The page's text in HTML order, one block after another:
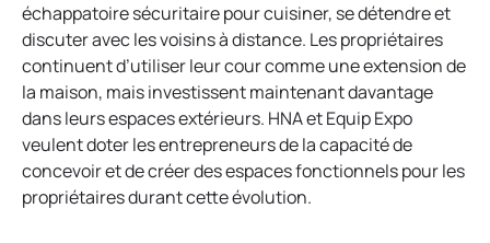
échappatoire sécuritaire pour cuisiner, se détendre et
discuter avec les voisins à distance. Les propriétaires
continuent d’utiliser leur cour comme une extension de
la maison, mais investissent maintenant davantage
dans leurs espaces extérieurs. HNA et Equip Expo
veulent doter les entrepreneurs de la capacité de
concevoir et de créer des espaces fonctionnels pour les
propriétaires durant cette évolution.